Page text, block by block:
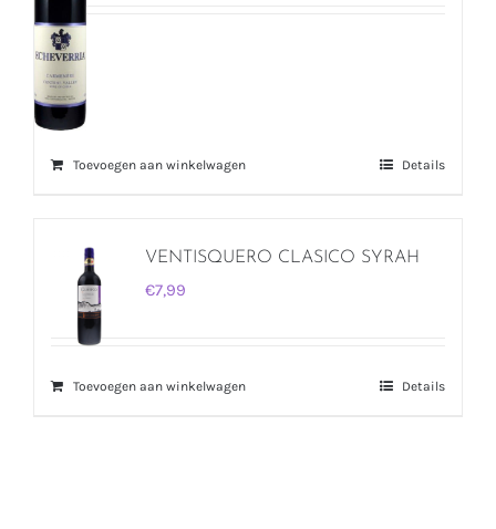
Toevoegen aan winkelwagen Details
VENTISQUERO CLASICO SYRAH
€7,99
Toevoegen aan winkelwagen Details